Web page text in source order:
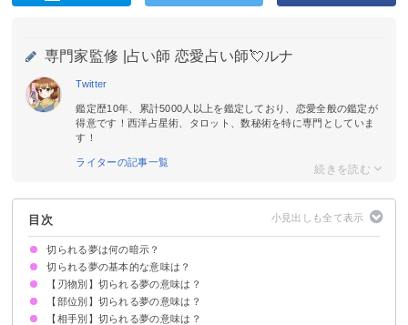
専門家監修 | 占い師 恋愛占い師💘ルナ
Twitter
鑑定歴10年、累計5000人以上を鑑定しており、恋愛全般の鑑定が
得意です！西洋占星術、タロット、数秘術を特に専門としていま
す！
ライターの記事一覧
目次
切られる夢は何の暗示？
切られる夢の基本的な意味は？
環境の変化やトラブルの暗示
状況によって意味が決まる
【刃物別】切られる夢の意味は？
包丁で切られる夢【願望夢】
刀で切られる夢【吉夢】
カッターで切られる夢【警告夢】
ハサミで切られる夢【予知夢】
カミソリで切られる夢【凶夢】
ノコギリで切られる夢【警告夢】
【部位別】切られる夢の意味は？
足を切られる夢【凶夢】
首を切られる夢【凶夢】
手を切られる夢【凶夢】
指を切られる夢【凶夢】
腕を切られる夢【凶夢】
手首を切られる夢【凶夢】
足首を切られる夢【警告夢】
頭を切られる夢【凶夢】
お腹を切られる夢【警告夢】
背中を切られる夢【凶夢】
顔を切られる夢【凶夢】
【相手別】切られる夢の意味は？